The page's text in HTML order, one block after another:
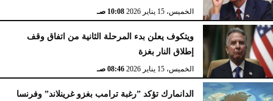
الخميس، 15 يناير 2026 10:08 صـ
ويتكوف يعلن بدء المرحلة الثانية من اتفاق وقف
إطلاق النار بغزة
الخميس، 15 يناير 2026 08:46 صـ
الدانمارك تؤكد ”رغبة ترامب بغزو غرينلاند” وفرنسا